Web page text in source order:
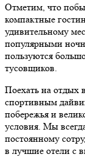
Отметим, что
компактные
удивительному
популярными
пользуются
тусовщиков.
Поехать на отдых
спортивным
побережья и
условия. Мы
постоянному
в лучшие отели с